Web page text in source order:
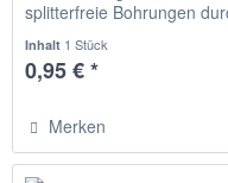
splitterfreie Bohrungen
Inhalt 1 Stück
0,95 € *
Merken